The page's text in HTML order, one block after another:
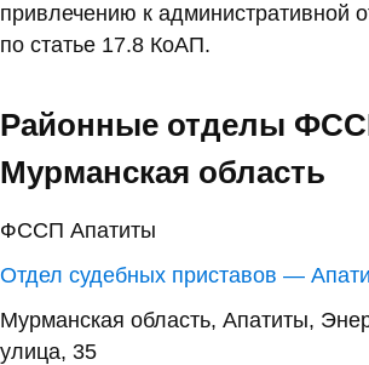
привлечению к административной
по статье 17.8 КоАП.
Районные отделы
Мурманская область
ФССП Апатиты
Отдел судебных приставов —
Мурманская область, Апатиты,
улица, 35